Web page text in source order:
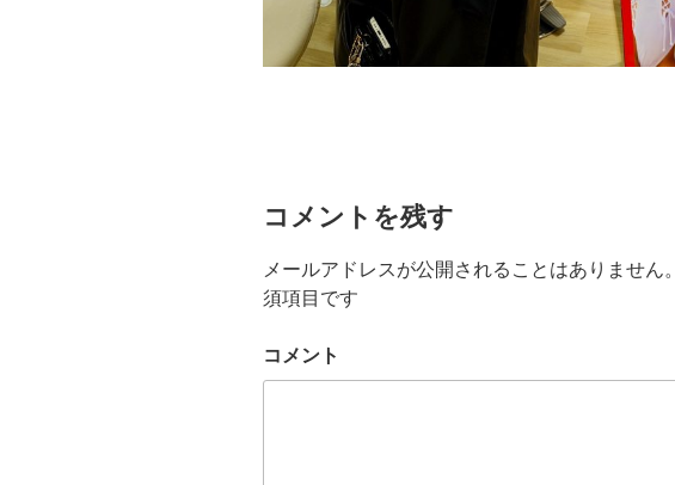
コメントを残す
メールアドレスが公開されることはありません。
須項目です
コメント